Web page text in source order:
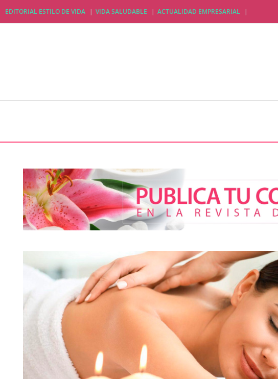
EDITORIAL ESTILO DE VIDA VIDA SALUDABLE ACTUALIDAD EMPRESARIAL